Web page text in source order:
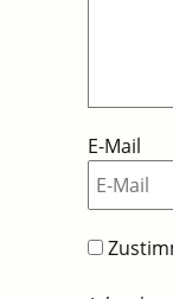
E-Mail